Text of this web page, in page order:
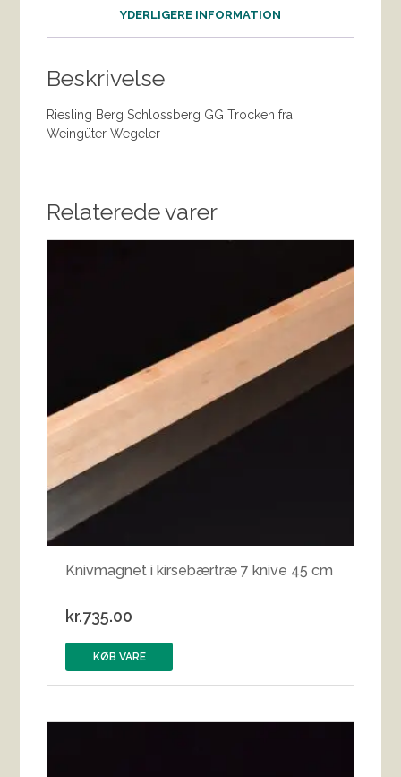
YDERLIGERE INFORMATION
Beskrivelse
Riesling Berg Schlossberg GG Trocken fra
Weingüter Wegeler
Relaterede varer
Knivmagnet i kirsebærtræ 7 knive 45 cm
kr.735.00
KØB VARE